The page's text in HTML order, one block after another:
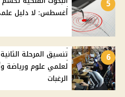
5
أغسطس: لا دليل
6
لعلمي علوم ورياضة
الرغبات